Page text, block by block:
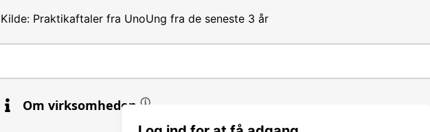
Kilde: Praktikaftaler fra UnoUng fra de seneste 3 år
Om virksomheden